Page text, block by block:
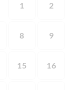
1 2
8 9
15 16